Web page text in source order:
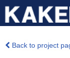
Back to project